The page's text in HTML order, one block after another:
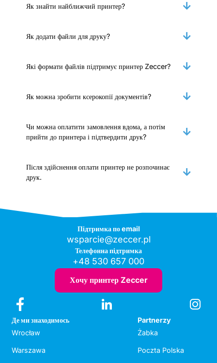
Як знайти найближчий принтер?
Як додати файли для друку?
Які формати файлів підтримує принтер Zeccer?
Як можна зробити ксерокопії документів?
Чи можна оплатити замовлення вдома, а потім
прийти до принтера і підтвердити друк?
Після здійснення оплати принтер не розпочинає
друк.
Підтримка по email
wsparcie@zeccer.pl
Телефонна підтримка
+48 530 657 000
Хочу принтер Zeccer
Де ми знаходимось
Wrocław
Warszawa
Partnerzy
Żabka
Poczta Polska